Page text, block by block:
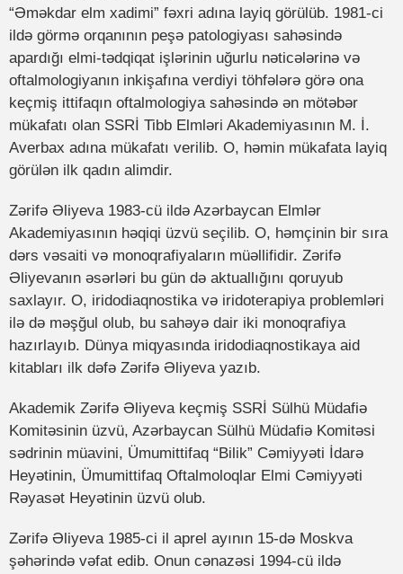
“Əməkdar elm xadimi” fəxri adına layiq görülüb. 1981-ci
ildə görmə orqanının peşə patologiyası sahəsində
apardığı elmi-tədqiqat işlərinin uğurlu nəticələrinə və
oftalmologiyanın inkişafına verdiyi töhfələrə görə ona
keçmiş ittifaqın oftalmologiya sahəsində ən mötəbər
mükafatı olan SSRİ Tibb Elmləri Akademiyasının M. İ.
Averbax adına mükafatı verilib. O, həmin mükafata layiq
görülən ilk qadın alimdir.
Zərifə Əliyeva 1983-cü ildə Azərbaycan Elmlər
Akademiyasının həqiqi üzvü seçilib. O, həmçinin bir sıra
dərs vəsaiti və monoqrafiyaların müəllifidir. Zərifə
Əliyevanın əsərləri bu gün də aktuallığını qoruyub
saxlayır. O, iridodiaqnostika və iridoterapiya problemləri
ilə də məşğul olub, bu sahəyə dair iki monoqrafiya
hazırlayıb. Dünya miqyasında iridodiaqnostikaya aid
kitabları ilk dəfə Zərifə Əliyeva yazıb.
Akademik Zərifə Əliyeva keçmiş SSRİ Sülhü Müdafiə
Komitəsinin üzvü, Azərbaycan Sülhü Müdafiə Komitəsi
sədrinin müavini, Ümumittifaq “Bilik” Cəmiyyəti İdarə
Heyətinin, Ümumittifaq Oftalmoloqlar Elmi Cəmiyyəti
Rəyasət Heyətinin üzvü olub.
Zərifə Əliyeva 1985-ci il aprel ayının 15-də Moskva
şəhərində vəfat edib. Onun cənazəsi 1994-cü ildə